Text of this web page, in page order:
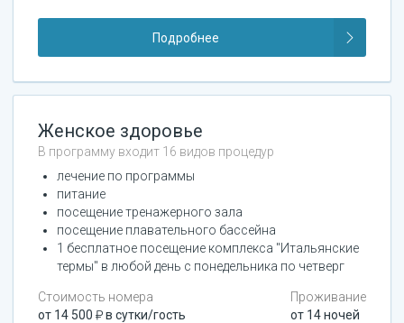
Подробнее
Женское здоровье
В программу входит 16 видов процедур
лечение по программы
питание
посещение тренажерного зала
посещение плавательного бассейна
1 бесплатное посещение комплекса "Итальянские
термы" в любой день с понедельника по четверг
Стоимость номера
от 14 500 в сутки/гость
Проживание
от 14ночей